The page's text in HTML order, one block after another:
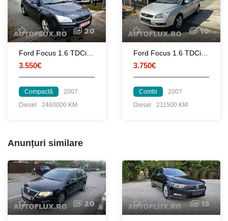
20
3.550€
Compactă
2007
Diesel
2460000 KM
10
3.750€
Combi
2007
Diesel
211500 KM
Anunțuri similare
20 15